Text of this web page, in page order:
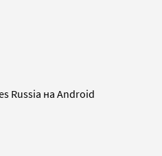
Russia на Android